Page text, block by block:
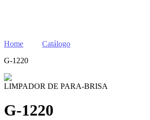
Home
Catálogo
G-1220
LIMPADOR DE PARA-BRISA
G-1220